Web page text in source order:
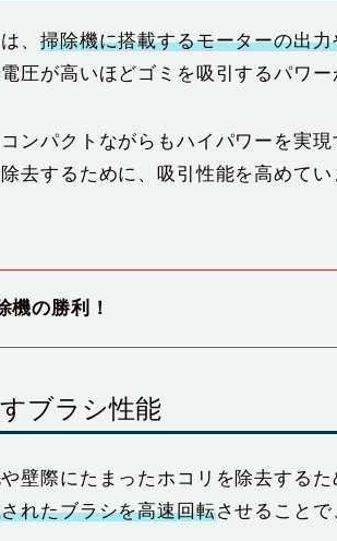
、掃除機に搭載するモーターの出力
圧が高いほどゴミを吸引するパワー
ンパクトながらもハイパワーを実
去するために、吸引性能を高めてい
機の勝利！
ブラシ性能
壁際にたまったホコリを除去する
れたブラシを高速回転させること